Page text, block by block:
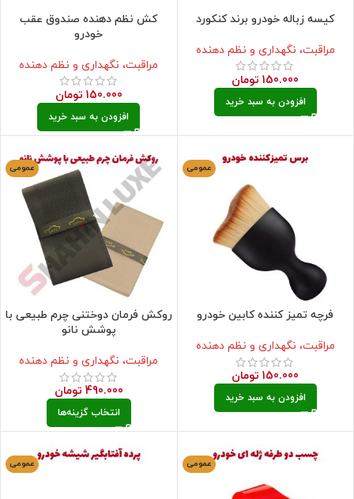
کیسه زباله خودرو برند کنکورد
مراقبت، نگهداری و نظم دهنده
150.000 تومان
افزودن به سبد خرید
کش نظم دهنده صندوق عقب
خودرو
مراقبت، نگهداری و نظم دهنده
150.000 تومان
افزودن به سبد خرید
عمومی
فرچه تمیز کننده کابین خودرو
مراقبت، نگهداری و نظم دهنده
150.000 تومان
افزودن به سبد خرید
عمومی
روکش فرمان دوختنی چرم طبیعی با
پوشش نانو
مراقبت، نگهداری و نظم دهنده
490.000 تومان
انتخاب گزینه‌ها
عمومی عمومی